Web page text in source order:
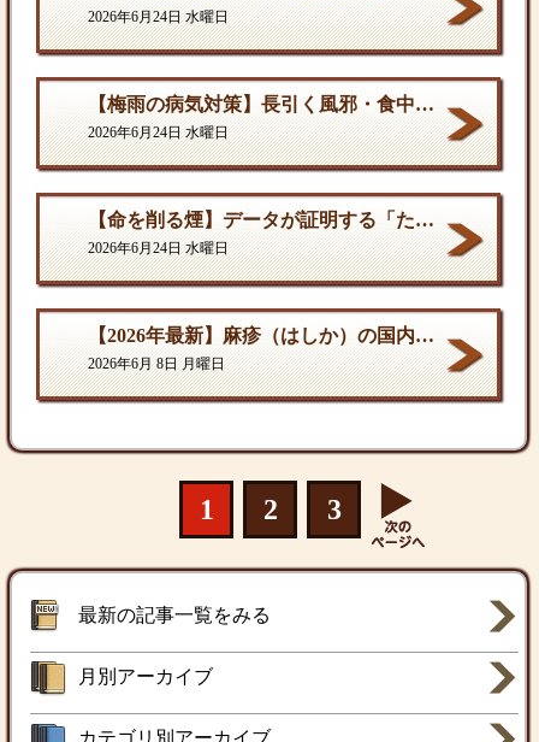
2026年6月24日 水曜日
【梅雨の病気対策】長引く風邪・食中毒・カビの脅威から体を守る方法
2026年6月24日 水曜日
【命を削る煙】データが証明する「たばこ関連死」の真実
2026年6月24日 水曜日
【2026年最新】麻疹（はしか）の国内流行状況と対策
2026年6月 8日 月曜日
1 2 3
最新の記事一覧をみる
月別アーカイブ
カテゴリ別アーカイブ